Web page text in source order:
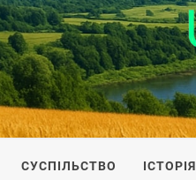
IS
СУСПІЛЬСТВО ІСТОРІЯ